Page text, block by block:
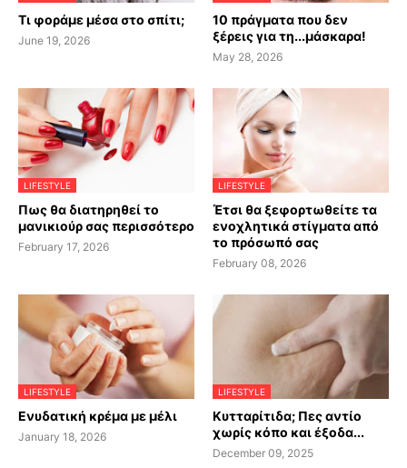
Τι φοράμε μέσα στο σπίτι;
June 19, 2026
10 πράγματα που δεν
ξέρεις για τη...μάσκαρα!
May 28, 2026
LIFESTYLE
Πως θα διατηρηθεί το
μανικιούρ σας περισσότερο
February 17, 2026
LIFESTYLE
Έτσι θα ξεφορτωθείτε τα
ενοχλητικά στίγματα από
το πρόσωπό σας
February 08, 2026
LIFESTYLE
Ενυδατική κρέμα με μέλι
January 18, 2026
LIFESTYLE
Κυτταρίτιδα; Πες αντίο
χωρίς κόπο και έξοδα...
December 09, 2025